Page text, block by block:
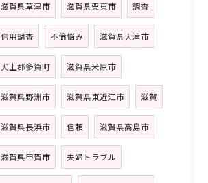
滋賀県草津市 滋賀県栗東市 調査
信用調査 不倫悩み 滋賀県大津市
犬上郡多賀町 滋賀県米原市
滋賀県野洲市 滋賀県東近江市 滋賀
滋賀県長浜市 信頼 滋賀県高島市
滋賀県甲賀市 夫婦トラブル